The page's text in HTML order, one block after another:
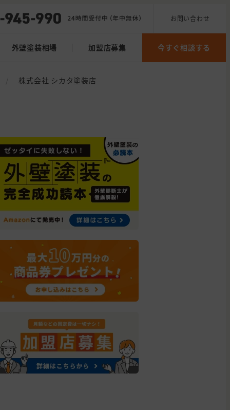
お問い合わせ
外壁塗装相場 加盟店募集 今すぐ相談する
株式会社 シカタ塗装店